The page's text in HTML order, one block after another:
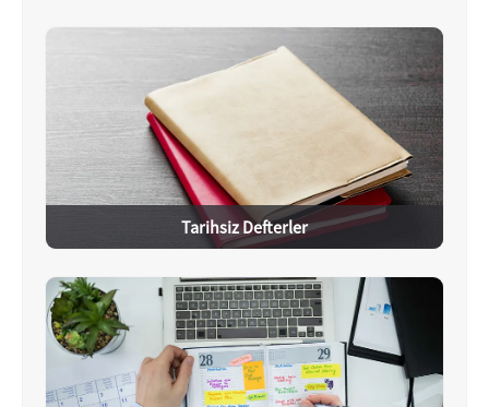
Tarihsiz Defterler